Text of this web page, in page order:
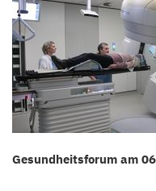
Gesundheitsforum am